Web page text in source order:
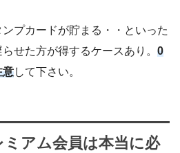
プカードが貯まる・・といった
せた方が得するケースあり。 0
意して下さい。
アム会員は本当に必